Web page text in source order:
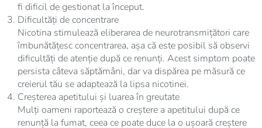
fi dificil de gestionat la început.
Dificultăți de concentrare
Nicotina stimulează eliberarea de neurotransmițători care
îmbunătățesc concentrarea, așa că este posibil să observi
dificultăți de atenție după ce renunți. Acest simptom poate
persista câteva săptămâni, dar va dispărea pe măsură ce
creierul tău se adaptează la lipsa nicotinei.
Creșterea apetitului și luarea în greutate
Mulți oameni raportează o creștere a apetitului după ce
renunță la fumat, ceea ce poate duce la o ușoară creștere